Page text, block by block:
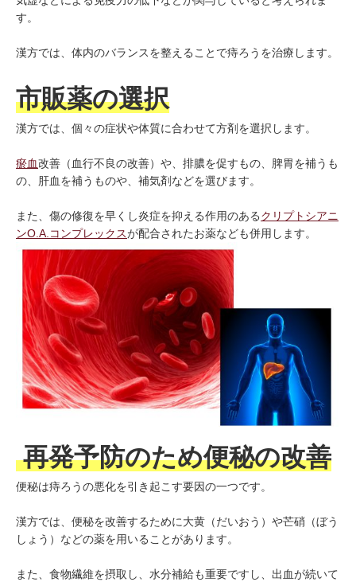
す。
漢方では、体内のバランスを整えることで痔ろうを治療します。
市販薬の選択
漢方では、個々の症状や体質に合わせて方剤を選択します。
瘀血改善（血行不良の改善）や、排膿を促すもの、脾胃を補うも
の、肝血を補うものや、補気剤などを選びます。
また、傷の修復を早くし炎症を抑える作用のあるクリプトシアニ
ンO.A.コンプレックスが配合されたお薬なども併用します。
再発予防のため便秘の改善
便秘は痔ろうの悪化を引き起こす要因の一つです。
漢方では、便秘を改善するために大黄（だいおう）や芒硝（ぼう
しょう）などの薬を用いることがあります。
また、食物繊維を摂取し、水分補給も重要ですし、出血が続いて